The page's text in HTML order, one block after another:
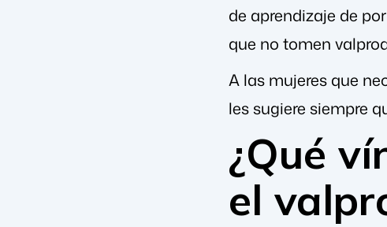
de aprendizaje de
que no tomen
A las mujeres que
les sugiere siempre
¿Qué
el